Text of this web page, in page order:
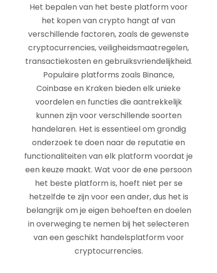
Het bepalen van het beste platform voor
het kopen van crypto hangt af van
verschillende factoren, zoals de gewenste
cryptocurrencies, veiligheidsmaatregelen,
transactiekosten en gebruiksvriendelijkheid.
Populaire platforms zoals Binance,
Coinbase en Kraken bieden elk unieke
voordelen en functies die aantrekkelijk
kunnen zijn voor verschillende soorten
handelaren. Het is essentieel om grondig
onderzoek te doen naar de reputatie en
functionaliteiten van elk platform voordat je
een keuze maakt. Wat voor de ene persoon
het beste platform is, hoeft niet per se
hetzelfde te zijn voor een ander, dus het is
belangrijk om je eigen behoeften en doelen
in overweging te nemen bij het selecteren
van een geschikt handelsplatform voor
cryptocurrencies.